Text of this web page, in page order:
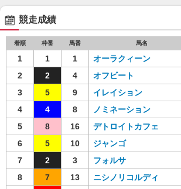
競走成績
着順 枠番 馬番 馬名
1 1 1 オーラクィーン
2
2 4 オフビート
3
5 9 イレイション
4
4 8 ノミネーション
5
8 16 デトロイトカフェ
6
5 10 ジャンゴ
7
2 3 フォルサ
8
7 13 ニシノリコルディ